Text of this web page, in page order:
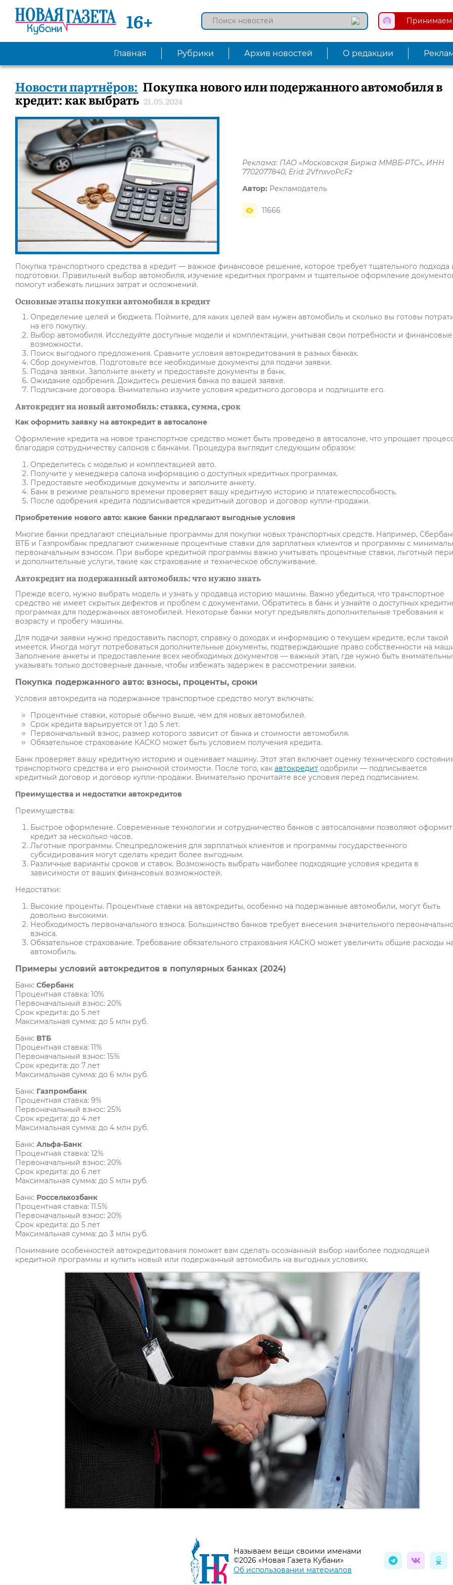
16+ Принимаем
Главная Рубрики Архив новостей О редакции
Новости партнёров: Покупка нового или подержанного автомобиля в
кредит: как выбрать 21.05.2024
Реклама: ПАО «Московская Биржа ММВБ-РТС», ИНН
7702077840, Erid: 2VfnxvoPcFz
Автор: Рекламодатель
11666
Покупка транспортного средства в кредит — важное финансовое решение, которое требует тщательного подхода
подготовки. Правильный выбор автомобиля, изучение кредитных программ и тщательное оформление
помогут избежать лишних затрат и осложнений.
Основные этапы покупки автомобиля в кредит
Определение целей и бюджета. Поймите, для каких целей вам нужен автомобиль и сколько вы готовы
на его покупку.
Выбор автомобиля. Исследуйте доступные модели и комплектации, учитывая свои потребности и финансовые
возможности.
Поиск выгодного предложения. Сравните условия автокредитования в разных банках.
Сбор документов. Подготовьте все необходимые документы для подачи заявки.
Подача заявки. Заполните анкету и предоставьте документы в банк.
Ожидание одобрения. Дождитесь решения банка по вашей заявке.
Подписание договора. Внимательно изучите условия кредитного договора и подпишите его.
Автокредит на новый автомобиль: ставка, сумма, срок
Как оформить заявку на автокредит в автосалоне
Оформление кредита на новое транспортное средство может быть проведено в автосалоне, что упрощает
благодаря сотрудничеству салонов с банками. Процедура выглядит следующим образом:
Определитесь с моделью и комплектацией авто.
Получите у менеджера салона информацию о доступных кредитных программах.
Предоставьте необходимые документы и заполните анкету.
Банк в режиме реального времени проверяет вашу кредитную историю и платежеспособность.
После одобрения кредита подписывается кредитный договор и договор купли-продажи.
Приобретение нового авто: какие банки предлагают выгодные условия
Многие банки предлагают специальные программы для покупки новых транспортных средств. Например,
ВТБ и Газпромбанк предлагают сниженные процентные ставки для зарплатных клиентов и программы с
первоначальным взносом. При выборе кредитной программы важно учитывать процентные ставки, льготный
и дополнительные услуги, такие как страхование и техническое обслуживание.
Автокредит на подержанный автомобиль: что нужно знать
Прежде всего, нужно выбрать модель и узнать у продавца историю машины. Важно убедиться, что транспортное
средство не имеет скрытых дефектов и проблем с документами. Обратитесь в банк и узнайте о доступных
программах для подержанных автомобилей. Некоторые банки могут предъявлять дополнительные требования к
возрасту и пробегу машины.
Для подачи заявки нужно предоставить паспорт, справку о доходах и информацию о текущем кредите, если такой
имеется. Иногда могут потребоваться дополнительные документы, подтверждающие право собственности на
Заполнение анкеты и предоставление всех необходимых документов — важный этап, где нужно быть
указывать только достоверные данные, чтобы избежать задержек в рассмотрении заявки.
Покупка подержанного авто: взносы, проценты, сроки
Условия автокредита на подержанное транспортное средство могут включать:
Процентные ставки, которые обычно выше, чем для новых автомобилей.
Срок кредита варьируется от 1 до 5 лет.
Первоначальный взнос, размер которого зависит от банка и стоимости автомобиля.
Обязательное страхование КАСКО может быть условием получения кредита.
Банк проверяет вашу кредитную историю и оценивает машину. Этот этап включает оценку технического
транспортного средства и его рыночной стоимости. После того, как автокредит одобрили — подписывается
кредитный договор и договор купли-продажи. Внимательно прочитайте все условия перед подписанием.
Преимущества и недостатки автокредитов
Преимущества:
Быстрое оформление. Современные технологии и сотрудничество банков с автосалонами позволяют
кредит за несколько часов.
Льготные программы. Спецпредложения для зарплатных клиентов и программы государственного
субсидирования могут сделать кредит более выгодным.
Различные варианты сроков и ставок. Возможность выбрать наиболее подходящие условия кредита в
зависимости от ваших финансовых возможностей.
Недостатки:
Высокие проценты. Процентные ставки на автокредиты, особенно на подержанные автомобили, могут быть
довольно высокими.
Необходимость первоначального взноса. Большинство банков требует внесения значительного
взноса.
Обязательное страхование. Требование обязательного страхования КАСКО может увеличить общие расходы
автомобиль.
Примеры условий автокредитов в популярных банках (2024)
Банк: Сбербанк
Процентная ставка: 10%
Первоначальный взнос: 20%
Срок кредита: до 5 лет
Максимальная сумма: до 5 млн руб.
Банк: ВТБ
Процентная ставка: 11%
Первоначальный взнос: 15%
Срок кредита: до 7 лет
​Максимальная сумма: до 6 млн руб.
Банк: Газпромбанк
Процентная ставка: 9%
Первоначальный взнос: 25%
Срок кредита: до 4 лет
Максимальная сумма: до 4 млн руб.
Банк: Альфа-Банк
Процентная ставка: 12%
Первоначальный взнос: 20%
Срок кредита: до 6 лет
Максимальная сумма: до 5 млн руб.
Банк: Россельхозбанк
Процентная ставка: 11.5%
Первоначальный взнос: 20%
Срок кредита: до 5 лет
Максимальная сумма: до 3 млн руб.
Понимание особенностей автокредитования поможет вам сделать осознанный выбор наиболее подходящей
кредитной программы и купить новый или подержанный автомобиль на выгодных условиях.
Называем вещи своими именами
©2026 «Новая Газета Кубани»
Об использовании материалов